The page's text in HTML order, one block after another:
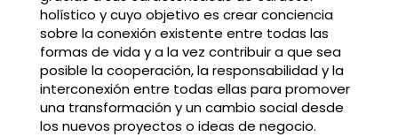
holístico y cuyo objetivo es crear conciencia
sobre la conexión existente entre todas las
formas de vida y a la vez contribuir a que sea
posible la cooperación, la responsabilidad y la
interconexión entre todas ellas para promover
una transformación y un cambio social desde
los nuevos proyectos o ideas de negocio.